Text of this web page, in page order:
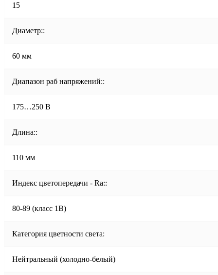
15
Диаметр::
60 мм
Диапазон раб напряжений::
175…250 В
Длина::
110 мм
Индекс цветопередачи - Ra::
80-89 (класс 1B)
Категория цветности света:
Нейтральный (холодно-белый)